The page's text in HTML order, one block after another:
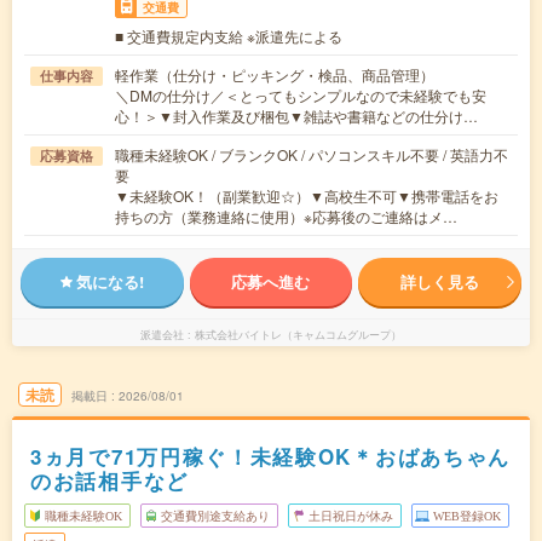
交通費
■ 交通費規定内支給 ※派遣先による
仕事内容
軽作業（仕分け・ピッキング・検品、商品管理）
＼DMの仕分け／＜とってもシンプルなので未経験でも安
心！＞▼封入作業及び梱包▼雑誌や書籍などの仕分け…
応募資格
職種未経験OK / ブランクOK / パソコンスキル不要 / 英語力不
要
▼未経験OK！（副業歓迎☆）▼高校生不可▼携帯電話をお
持ちの方（業務連絡に使用）※応募後のご連絡はメ…
気になる! 応募へ進む 詳しく見る
派遣会社 株式会社バイトレ（キャムコムグループ）
未読 掲載日 2026/08/01
3ヵ月で71万円稼ぐ！未経験OK＊おばあちゃん
のお話相手など
職種未経験OK 交通費別途支給あり 土日祝日が休み WEB登録OK